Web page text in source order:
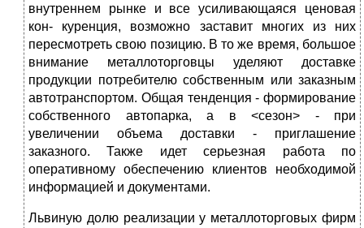
внутреннем рынке и все усиливающаяся ценовая
кон- куренция, возможно заставит многих из них
пересмотреть свою позицию. В то же время, большое
внимание металлоторговцы уделяют доставке
продукции потребителю собственным или заказным
автотранспортом. Общая тенденция - формирование
собственного автопарка, а в <сезон> - при
увеличении объема доставки - приглашение
заказного. Также идет серьезная работа по
оперативному обеспечению клиентов необходимой
информацией и документами.
Львиную долю реализации у металлоторговых фирм